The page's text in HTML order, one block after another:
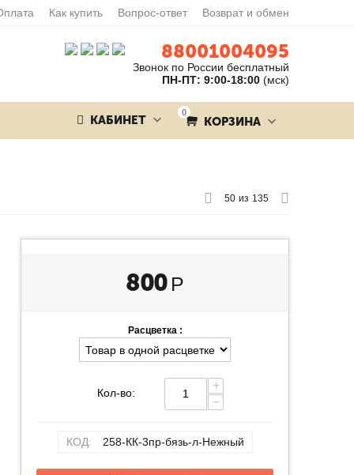
Как купить Вопрос-ответ Возврат и обмен
88001004095
Звонок по России бесплатный
ПН-ПТ: 9:00-18:00 (мск)
0
КОРЗИНА
КАБИНЕТ
50 из 135
800 Р
Расцветка :
Кол-во:
+
−
КОД: 258-КК-3пр-бязь-л-Нежный